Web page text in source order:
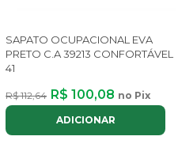
SAPATO OCUPACIONAL EVA
PRETO C.A 39213 CONFORTÁVEL
41
R$ 112,64 R$ 100,08 no Pix
ADICIONAR